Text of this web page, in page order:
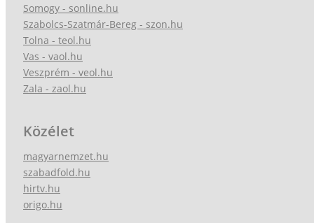
Somogy - sonline.hu
Szabolcs-Szatmár-Bereg - szon.hu
Tolna - teol.hu
Vas - vaol.hu
Veszprém - veol.hu
Zala - zaol.hu
Közélet
magyarnemzet.hu
szabadfold.hu
hirtv.hu
origo.hu